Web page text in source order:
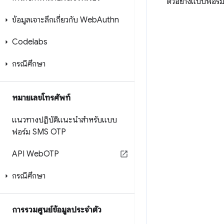
ข้อมูลเจาะลึกเกี่ยวกับ WebAuthn
Codelabs
กรณีศึกษา
หมายเลขโทรศัพท์
แนวทางปฏิบัติแนะนำสำหรับแบบ
ฟอร์ม SMS OTP
API WebOTP
กรณีศึกษา
การรวมศูนย์ข้อมูลประจําตัว